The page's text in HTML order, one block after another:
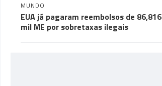
MUNDO
EUA já pagaram reembolsos de 86,816
mil ME por sobretaxas ilegais